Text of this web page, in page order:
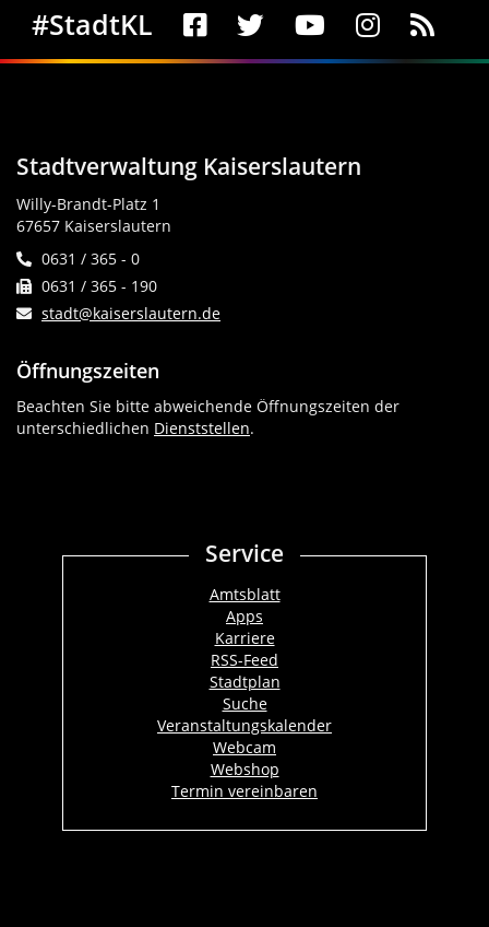
Social Media
#StadtKL
Stadtverwaltung Kaiserslautern
Willy-Brandt-Platz 1
67657 Kaiserslautern
0631 / 365 - 0
0631 / 365 - 190
stadt@kaiserslautern.de
Öffnungszeiten
Beachten Sie bitte abweichende Öffnungszeiten der
unterschiedlichen Dienststellen.
Service
Amtsblatt
Apps
Karriere
RSS-Feed
Stadtplan
Suche
Veranstaltungskalender
Webcam
Webshop
Termin vereinbaren